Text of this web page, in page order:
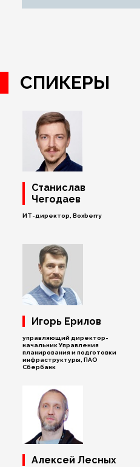
СПИКЕРЫ
Станислав
Чегодаев
ИТ-директор, Boxberry
Игорь Ерилов
управляющий директор-
начальник Управления
планирования и подготовки
инфраструктуры, ПАО
Сбербанк
Алексей Лесных